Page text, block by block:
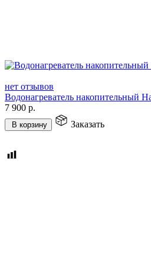
нет отзывов
Водонагреватель накопительный
7 900 р.
В корзину Заказать